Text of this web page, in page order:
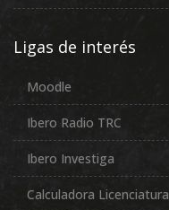
Ligas de interés
Moodle
Ibero Radio TRC
Ibero Investiga
Calculadora Licenciatura